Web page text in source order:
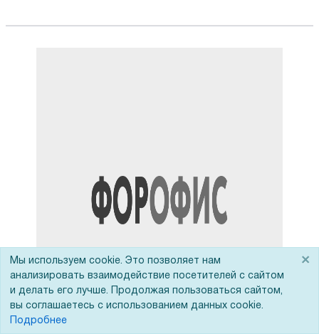
Мы используем cookie. Это позволяет нам
анализировать взаимодействие посетителей с сайтом
и делать его лучше. Продолжая пользоваться сайтом,
вы соглашаетесь с использованием данных cookie.
Подробнее
×